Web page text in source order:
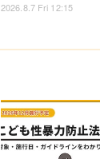
2026.8.7 Fri 12:15